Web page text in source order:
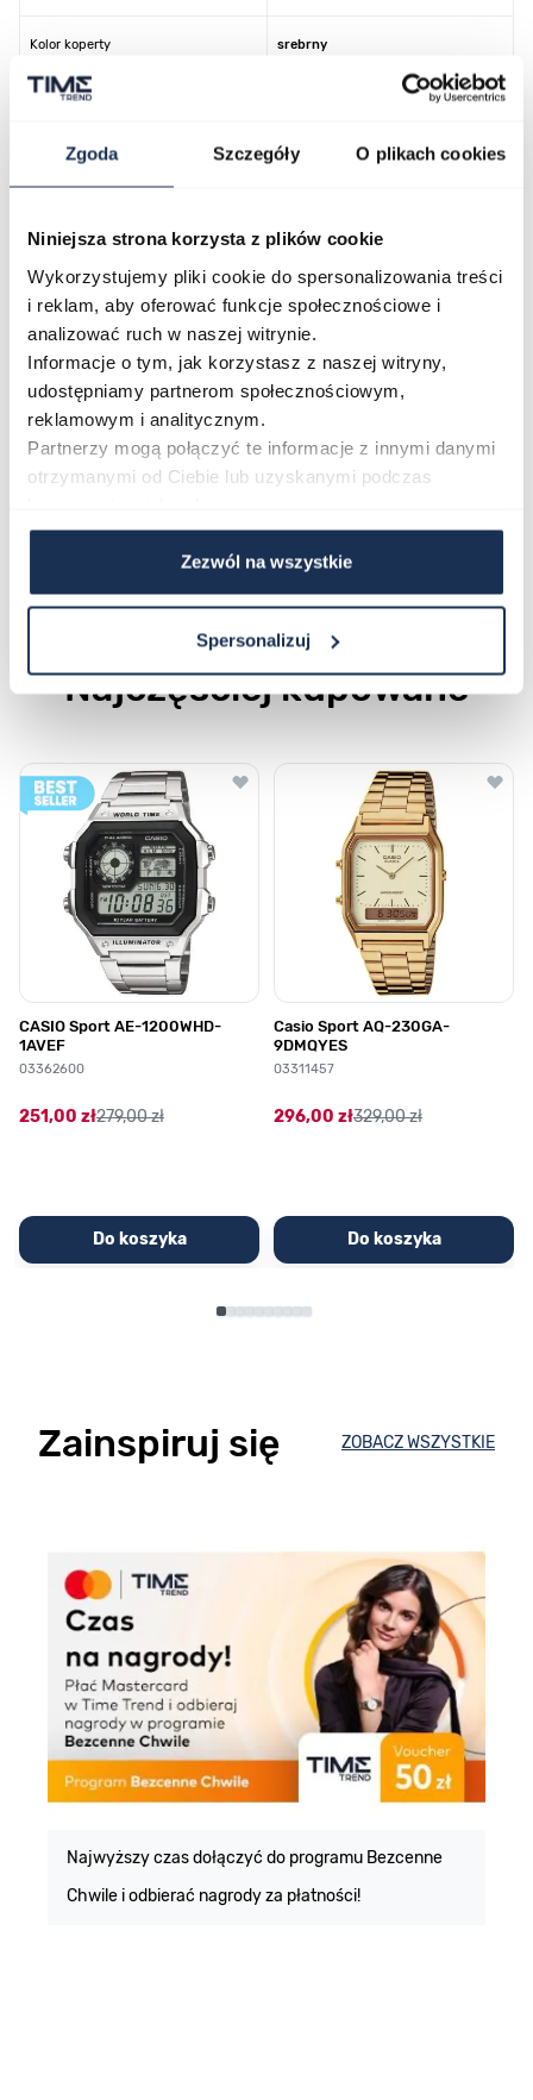
Zgoda Szczegóły O plikach cookies
Niniejsza strona korzysta z plików cookie
Wykorzystujemy pliki cookie do spersonalizowania treści
i reklam, aby oferować funkcje społecznościowe i
analizować ruch w naszej witrynie.
Informacje o tym, jak korzystasz z naszej witryny,
udostępniamy partnerom społecznościowym,
reklamowym i analitycznym.
Partnerzy mogą połączyć te informacje z innymi danymi
otrzymanymi od Ciebie lub uzyskanymi podczas
Zezwól na wszystkie
Spersonalizuj
Kolor koperty srebrny
Kolor tarczy
Kolor paska/bransolety srebrny
O marce
Opinie
Zapytaj o produkt
Najczęściej kupowane
Poruszanie się po elementach karuzeli jest możliwe za pomocą
Naciśnij, aby pominąć karuzelę
Naciśnij, aby przejść do nawigacji karuzeli
CASIO Sport AE-1200WHD-
1AVEF
03362600
251,00 zł279,00 zł
Do koszyka
Casio Sport AQ-230GA-
9DMQYES
03311457
296,00 zł329,00 zł
Do koszyka
Zainspiruj się ZOBACZ WSZYSTKIE
Najwyższy czas dołączyć do programu Bezcenne
Chwile i odbierać nagrody za płatności!